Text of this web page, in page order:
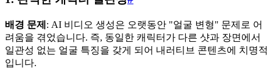
배경 문제 : AI 비디오 생성은 오랫동안 "얼굴 변형" 문제로 어
려움을 겪었습니다. 즉, 동일한 캐릭터가 다른 샷과 장면에서
일관성 없는 얼굴 특징을 갖게 되어 내러티브 콘텐츠에 치명적
입니다.